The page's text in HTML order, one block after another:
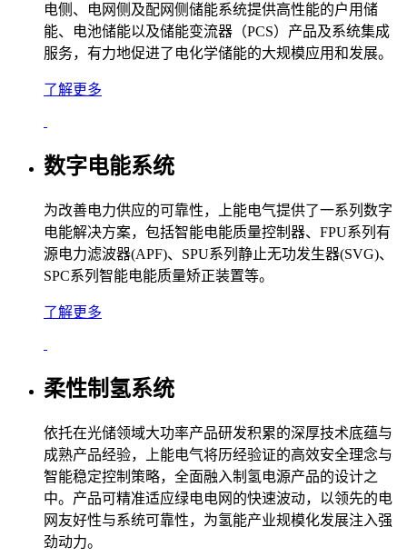
电侧、电网侧及配网侧储能系统提供高性能的户用储
能、电池储能以及储能变流器（PCS）产品及系统集成
服务，有力地促进了电化学储能的大规模应用和发展。
了解更多
数字电能系统
为改善电力供应的可靠性，上能电气提供了一系列数字
电能解决方案，包括智能电能质量控制器、FPU系列有
源电力滤波器(APF)、SPU系列静止无功发生器(SVG)、
SPC系列智能电能质量矫正装置等。
了解更多
柔性制氢系统
依托在光储领域大功率产品研发积累的深厚技术底蕴与
成熟产品经验，上能电气将历经验证的高效安全理念与
智能稳定控制策略，全面融入制氢电源产品的设计之
中。产品可精准适应绿电电网的快速波动，以领先的电
网友好性与系统可靠性，为氢能产业规模化发展注入强
劲动力。